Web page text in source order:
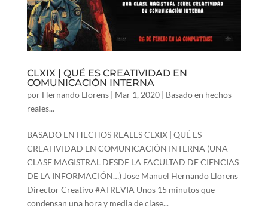
CLXIX | QUÉ ES CREATIVIDAD EN
COMUNICACIÓN INTERNA
por Hernando Llorens| Mar 1, 2020| Basado en hechos
reales...
BASADO EN HECHOS REALES CLXIX | QUÉ ES
CREATIVIDAD EN COMUNICACIÓN INTERNA (UNA
CLASE MAGISTRAL DESDE LA FACULTAD DE CIENCIAS
DE LA INFORMACIÓN…) Jose Manuel Hernando Llorens
Director Creativo #ATREVIA Unos 15 minutos que
condensan una hora y media de clase...